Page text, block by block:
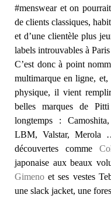
#menswear et on
de clients classiques,
et d’une clientèle plus
labels introuvables à Paris
C’est donc à point
multimarque en ligne, et,
physique, il vient
belles marques de
longtemps :
LBM, Valstar, Merola
découvertes comme
japonaise aux beaux
Gimeno et ses vestes
une slack jacket, une